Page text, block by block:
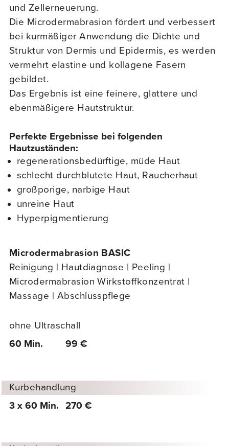
und Zellerneuerung.
Die Microdermabrasion fördert und verbessert
bei kurmäßiger Anwendung die Dichte und
Struktur von Dermis und Epidermis, es werden
vermehrt elastine und kollagene Fasern
gebildet.
Das Ergebnis ist eine feinere, glattere und
ebenmäßigere Hautstruktur.
Perfekte Ergebnisse bei folgenden
Hautzuständen:
regenerationsbedürftige, müde Haut
schlecht durchblutete Haut, Raucherhaut
großporige, narbige Haut
unreine Haut
Hyperpigmentierung
Microdermabrasion BASIC
Reinigung | Hautdiagnose | Peeling |
Microdermabrasion Wirkstoffkonzentrat |
Massage | Abschlusspflege
ohne Ultraschall
60 Min.
99 €
Kurbehandlung
3 x 60 Min.
270 €